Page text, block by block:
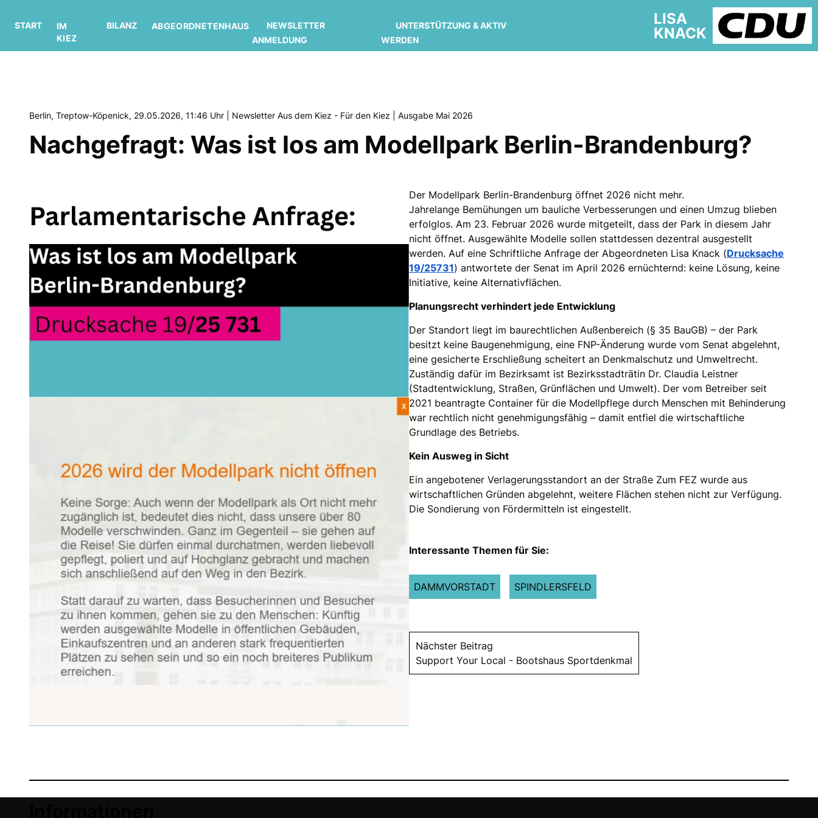
START
IM
KIEZ
BILANZ ABGEORDNETENHAUS
NEWSLETTER
ANMELDUNG
UNTERSTÜTZUNG & AKTIV
WERDEN
LISA
KNACK
Berlin, Treptow-Köpenick, 29.05.2026, 11:46 Uhr | Newsletter Aus dem Kiez - Für den Kiez | Ausgabe Mai 2026
Nachgefragt: Was ist los am Modellpark Berlin-Brandenburg?
Der Modellpark Berlin-Brandenburg öffnet 2026 nicht mehr.
Jahrelange Bemühungen um bauliche Verbesserungen und einen Umzug blieben
erfolglos. Am 23. Februar 2026 wurde mitgeteilt, dass der Park in diesem Jahr
nicht öffnet. Ausgewählte Modelle sollen stattdessen dezentral ausgestellt
werden. Auf eine Schriftliche Anfrage der Abgeordneten Lisa Knack (Drucksache
19/25731) antwortete der Senat im April 2026 ernüchternd: keine Lösung, keine
Initiative, keine Alternativflächen.
Planungsrecht verhindert jede Entwicklung
Der Standort liegt im baurechtlichen Außenbereich (§ 35 BauGB) – der Park
besitzt keine Baugenehmigung, eine FNP-Änderung wurde vom Senat abgelehnt,
eine gesicherte Erschließung scheitert an Denkmalschutz und Umweltrecht.
Zuständig dafür im Bezirksamt ist Bezirksstadträtin Dr. Claudia Leistner
(Stadtentwicklung, Straßen, Grünflächen und Umwelt). Der vom Betreiber seit
2021 beantragte Container für die Modellpflege durch Menschen mit Behinderung
war rechtlich nicht genehmigungsfähig – damit entfiel die wirtschaftliche
Grundlage des Betriebs.
Kein Ausweg in Sicht
Ein angebotener Verlagerungsstandort an der Straße Zum FEZ wurde aus
wirtschaftlichen Gründen abgelehnt, weitere Flächen stehen nicht zur Verfügung.
Die Sondierung von Fördermitteln ist eingestellt.
Interessante Themen für Sie:
DAMMVORSTADT SPINDLERSFELD
Nächster Beitrag
Support Your Local - Bootshaus Sportdenkmal